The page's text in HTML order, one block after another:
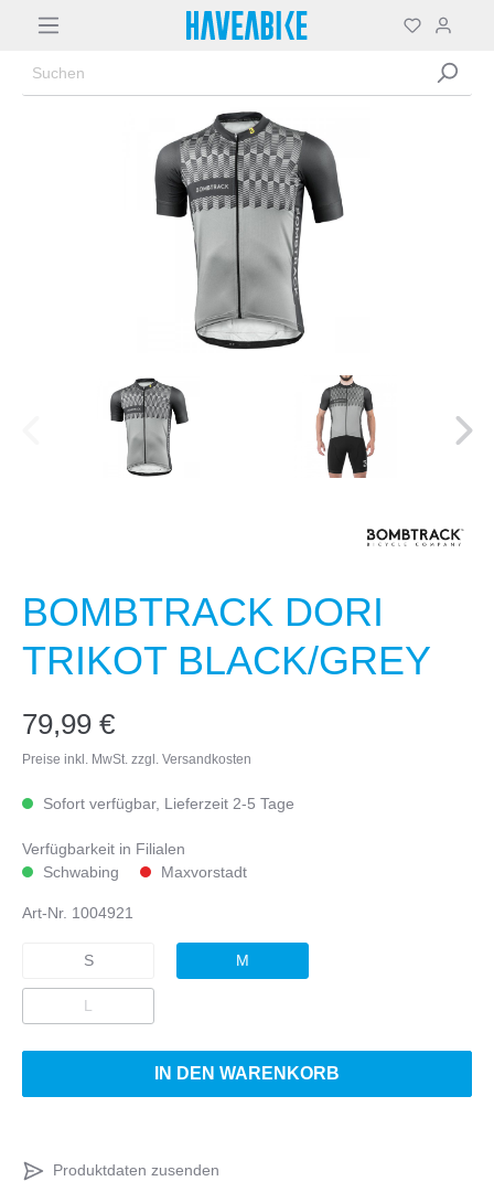
BOMBTRACK DORI
TRIKOT BLACK/GREY
79,99 €
Preise inkl. MwSt. zzgl. Versandkosten
Sofort verfügbar, Lieferzeit 2-5 Tage
Verfügbarkeit in Filialen
Schwabing
Maxvorstadt
Art-Nr. 1004921
S M
L
IN DEN WARENKORB
Produktdaten zusenden